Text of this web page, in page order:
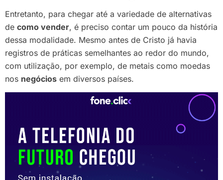
Entretanto, para chegar até a variedade de alternativas
de como vender, é preciso contar um pouco da história
dessa modalidade. Mesmo antes de Cristo já havia
registros de práticas semelhantes ao redor do mundo,
com utilização, por exemplo, de metais como moedas
nos negócios em diversos países.